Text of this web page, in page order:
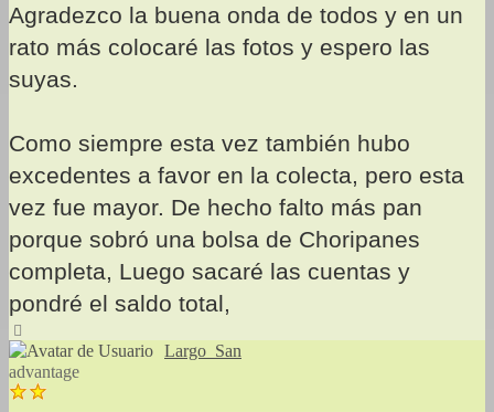
Agradezco la buena onda de todos y en un
rato más colocaré las fotos y espero las
suyas.
Como siempre esta vez también hubo
excedentes a favor en la colecta, pero esta
vez fue mayor. De hecho falto más pan
porque sobró una bolsa de Choripanes
completa, Luego sacaré las cuentas y
pondré el saldo total,
Largo_San
advantage